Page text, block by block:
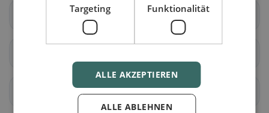
Céligny
Choulex
Targeting Funktionalität
ALLE AKZEPTIEREN
ALLE ABLEHNEN